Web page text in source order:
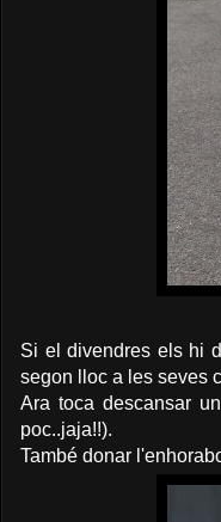
Si el divendres els hi
segon lloc a les seves
Ara toca descansar
poc..jaja!!).
També donar